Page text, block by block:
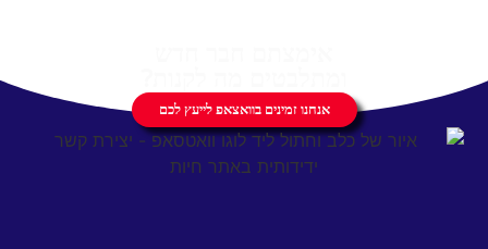
אנחנו זמינים בוואצאפ לייעץ לכם